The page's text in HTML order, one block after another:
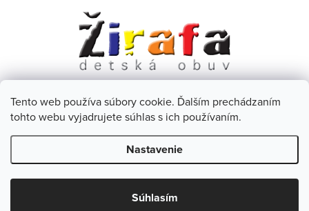
Tento web používa súbory cookie. Ďalším prechádzaním
tohto webu vyjadrujete súhlas s ich používaním.
Nastavenie
Súhlasím
Dětská obuv Žirafa - CZ Facebook
Copyright 2026Žirafa Detská obuv. Všetky práva vyhradené.
Upraviť nastavenie cookies
Zľava 5 % na prvý